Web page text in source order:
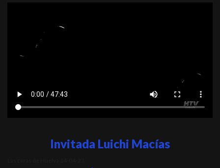
Invitada Luichi Macías